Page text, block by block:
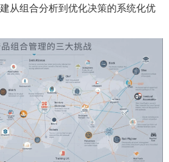
从组合分析到优化决策的系统化优